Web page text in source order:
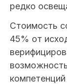
редко
Стоимость
45% от